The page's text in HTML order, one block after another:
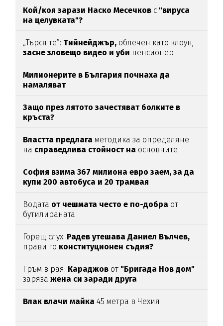
Кой/коя зарази Наско Месечков с "вируса
на целувката"?
„Търся те“: Тийнейджър, облечен като клоун,
засне зловещо видео и уби пенсионер
Милионерите в България почнаха да
намаляват
Защо през лятото зачестяват болките в
кръста?
Властта предлага методика за определяне
на справедлива стойност на основните
София взима 367 милиона евро заем, за да
купи 200 автобуса и 20 трамвая
Водата от чешмата често е по-добра от
бутилираната
Горещ слух: Радев утешава Даниел Вълчев,
прави го конституционен съдия?
Гръм в рая: Караджов от "Бригада Нов дом"
зарязажена си заради друга
Влак влачи майка 45 метра в Чехия